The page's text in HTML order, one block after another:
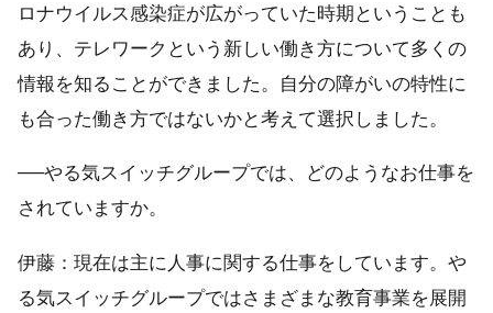
ロナウイルス感染症が広がっていた時期ということも
あり、テレワークという新しい働き方について多くの
情報を知ることができました。自分の障がいの特性に
も合った働き方ではないかと考えて選択しました。
──やる気スイッチグループでは、どのようなお仕事を
されていますか。
伊藤：現在は主に人事に関する仕事をしています。や
る気スイッチグループではさまざまな教育事業を展開